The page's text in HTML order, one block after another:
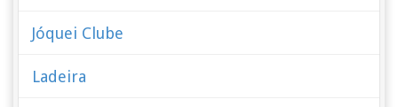
Jóquei Clube
Ladeira